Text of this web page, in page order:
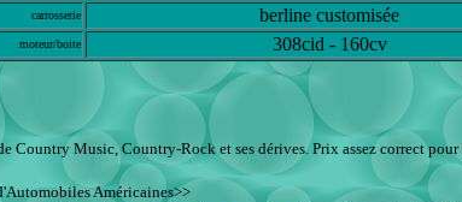
carrosserie berline customisée
moteur/boite 308cid - 160cv
Country Music, Country-Rock et ses dérives. Prix assez correct
Américaines>>